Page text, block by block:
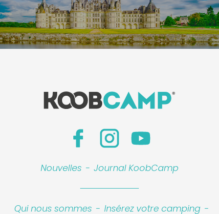
Nouvelles - Journal KoobCamp
Qui nous sommes - Insérez votre camping -